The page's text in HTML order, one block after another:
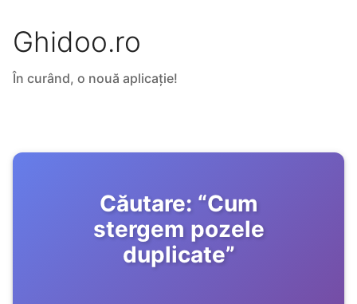
Ghidoo.ro
În curând, o nouă aplicație!
Căutare: “Cum
stergem pozele
duplicate”